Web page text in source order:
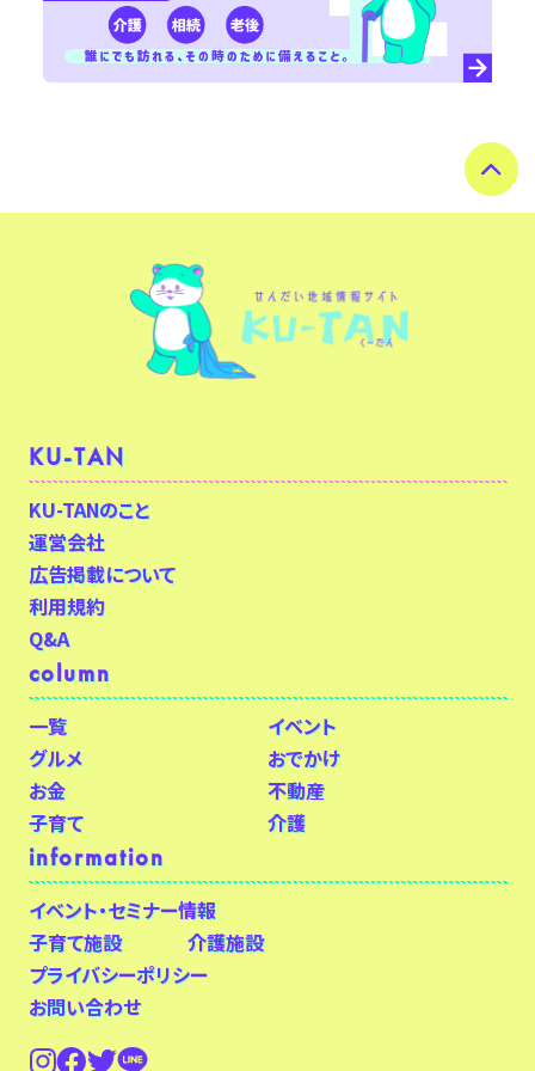
KU-TAN
KU-TANのこと
運営会社
広告掲載について
利用規約
Q&A
column
一覧
イベント
グルメ
おでかけ
お金
不動産
子育て
介護
information
イベント・セミナー情報
子育て施設
介護施設
プライバシーポリシー
お問い合わせ